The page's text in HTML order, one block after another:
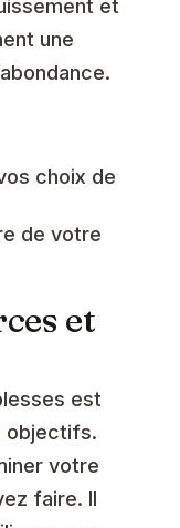
et
une
choix de
de votre
et
est
objectifs.
votre
faire. Il